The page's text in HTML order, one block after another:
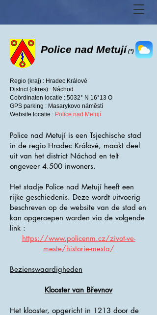
Police nad Metují (*)
Regio (kraj) : Hradec Králové
District (okres) : Náchod
Coördinaten locatie : 5032° N 16°13 O
GPS parking : Masarykovo náměstí
Website locatie : Police nad Metují
Police nad Metují is een Tsjechische stad
in de regio Hradec Králové, maakt deel
uit van het district Náchod en telt
ongeveer 4.500 inwoners.
Het stadje Police nad Metují heeft een
rijke geschiedenis. Deze wordt uitvoerig
beschreven op de website van de stad en
kan opgeroepen worden via de volgende
link :
https://www.policenm.cz/zivot-ve-
meste/historie-mesta/
Bezienswaardigheden
Klooster van Břevnov
Het klooster, opgericht in 1213 door de